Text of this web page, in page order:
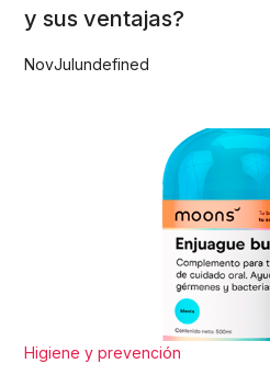
y sus ventajas?
NovJulundefined
Higiene y prevención